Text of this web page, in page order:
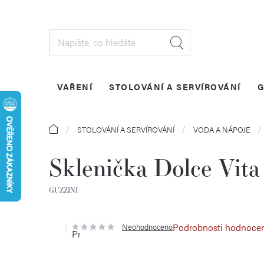
VAŘENÍ STOLOVÁNÍ A SERVÍROVÁNÍ
DomůSTOLOVÁNÍ A SERVÍROVÁNÍ VODA A NÁPOJE
Sklenička Dolce
GUZZINI
Průměrné
hodnocení
NeohodnocenoPodrobnosti